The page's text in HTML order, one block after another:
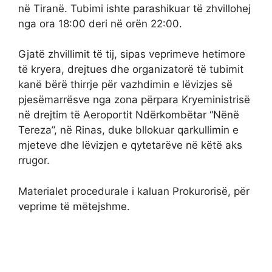
në Tiranë. Tubimi ishte parashikuar të zhvillohej
nga ora 18:00 deri në orën 22:00.
Gjatë zhvillimit të tij, sipas veprimeve hetimore
të kryera, drejtues dhe organizatorë të tubimit
kanë bërë thirrje për vazhdimin e lëvizjes së
pjesëmarrësve nga zona përpara Kryeministrisë
në drejtim të Aeroportit Ndërkombëtar “Nënë
Tereza”, në Rinas, duke bllokuar qarkullimin e
mjeteve dhe lëvizjen e qytetarëve në këtë aks
rrugor.
Materialet procedurale i kaluan Prokurorisë, për
veprime të mëtejshme.